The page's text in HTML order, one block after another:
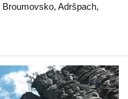
Broumovsko, Adršpach,